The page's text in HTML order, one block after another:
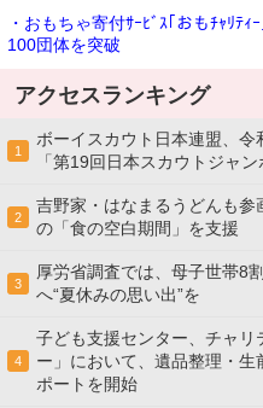
・おもちゃ寄付ｻｰﾋﾞｽ｢おもﾁｬﾘﾃ
100団体を突破
アクセスランキング
1
ボーイスカウト日本連盟、令
「第19回日本スカウトジャ
2
吉野家・はなまるうどんも
の「食の空白期間」を支援
3
厚労省調査では、母子世帯8
へ“夏休みの思い出”を
4
子ども支援センター、チャリ
ー」において、遺品整理・
ポートを開始